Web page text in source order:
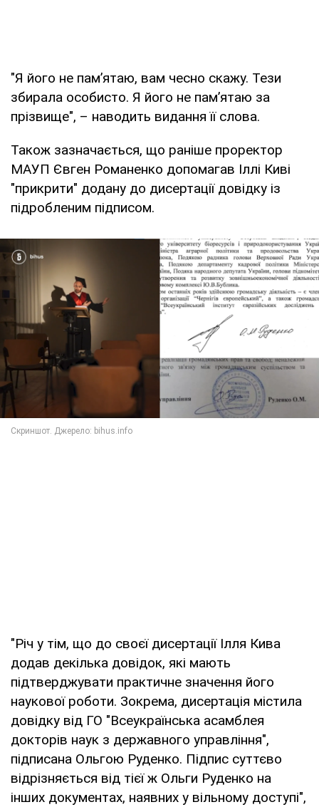
"Я його не пам’ятаю, вам чесно скажу. Тези
збирала особисто. Я його не пам’ятаю за
прізвище", – наводить видання її слова.
Також зазначається, що раніше проректор
МАУП Євген Романенко допомагав Іллі Киві
"прикрити" додану до дисертації довідку із
підробленим підписом.
"Річ у тім, що до своєї дисертації Ілля Кива
додав декілька довідок, які мають
підтверджувати практичне значення його
наукової роботи. Зокрема, дисертація містила
довідку від ГО "Всеукраїнська асамблея
докторів наук з державного управління",
підписана Ольгою Руденко. Підпис суттєво
відрізняється від тієї ж Ольги Руденко на
інших документах, наявних у вільному доступі",